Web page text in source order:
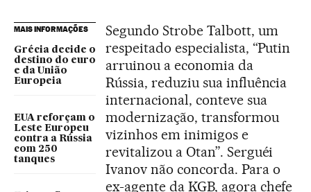
MAIS INFORMAÇÕES
Grécia decide o
destino do euro
e da União
Europeia
EUA reforçam o
Leste Europeu
contra a Rússia
com 250
tanques
Segundo Strobe Talbott, um
respeitado especialista, “Putin
arruinou a economia da
Rússia, reduziu sua influência
internacional, conteve sua
modernização, transformou
vizinhos em inimigos e
revitalizou a Otan”. Serguéi
Ivanov não concorda. Para o
ex-agente da KGB, agora chefe